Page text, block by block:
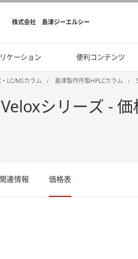
株式会社 島津ジーエルシー
ケーション 便利コンテンツ
・LC/MSカラム 島津製作所製HPLCカラム
シリーズ - 価
関連情報 価格表